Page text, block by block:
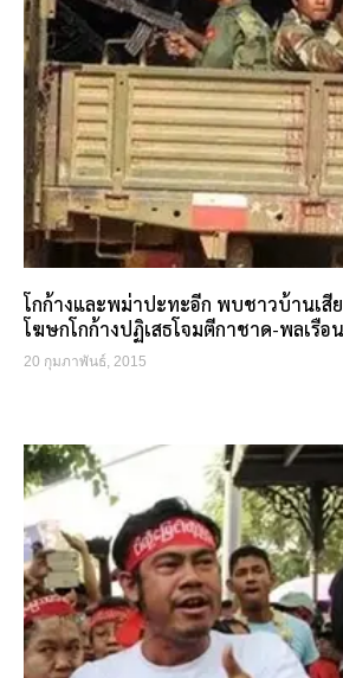
โกก้างและพม่าปะทะอีก พบชาวบ้านเสี
โฆษกโกก้างปฏิเสธโจมตีกาชาด-พลเรือน
20 กุมภาพันธ์, 2015